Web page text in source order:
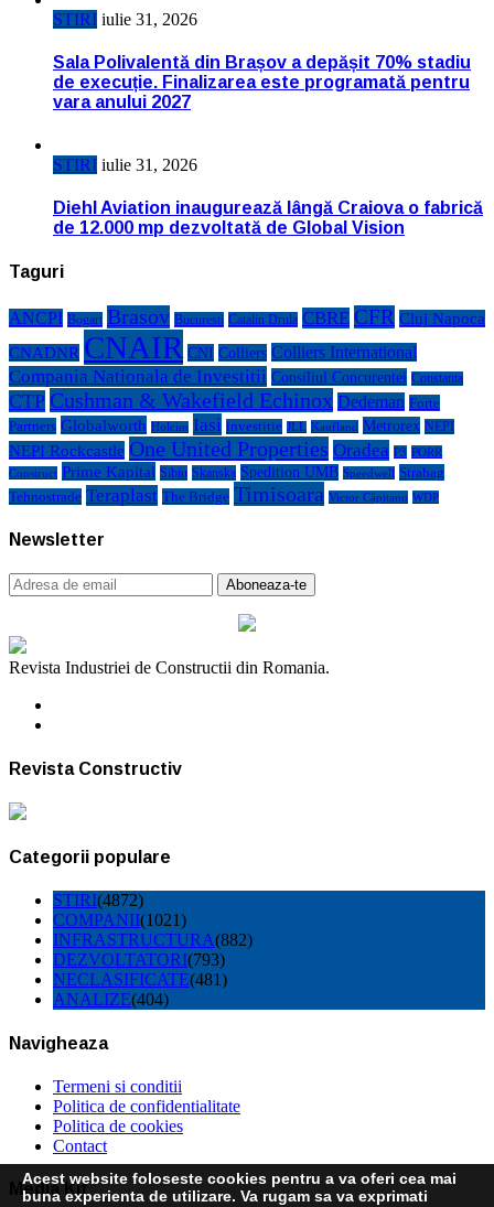
STIRI iulie 31, 2026
Sala Polivalentă din Brașov a depășit 70% stadiu
de execuție. Finalizarea este programată pentru
vara anului 2027
STIRI iulie 31, 2026
Diehl Aviation inaugurează lângă Craiova o fabrică
de 12.000 mp dezvoltată de Global Vision
Taguri
ANCPI Bogart Brasov Bucuresti Catalin Drula CBRE CFR Cluj Napoca
CNADNR CNAIR CNI Colliers Colliers International
Compania Nationala de Investitii Consiliul Concurentei Constanta
CTP Cushman & Wakefield Echinox Dedeman Forte
Partners Globalworth Holcim Iasi investitie JLL Kaufland Metrorex NEPI
NEPI Rockcastle One United Properties Oradea P3 PORR
Construct Prime Kapital Sibiu Skanska Spedition UMB Speedwell Strabag
Tehnostrade Teraplast The Bridge Timisoara Victor Căpitanu WDP
Newsletter
Revista Industriei de Constructii din Romania.
Revista Constructiv
Categorii populare
STIRI(4872)
COMPANII(1021)
INFRASTRUCTURA(882)
DEZVOLTATORI(793)
NECLASIFICATE(481)
ANALIZE(404)
Navigheaza
Termeni si conditii
Politica de confidentialitate
Politica de cookies
Contact
Media Kit
Acest website foloseste cookies pentru a va oferi cea mai
buna experienta de utilizare. Va rugam sa va exprimati